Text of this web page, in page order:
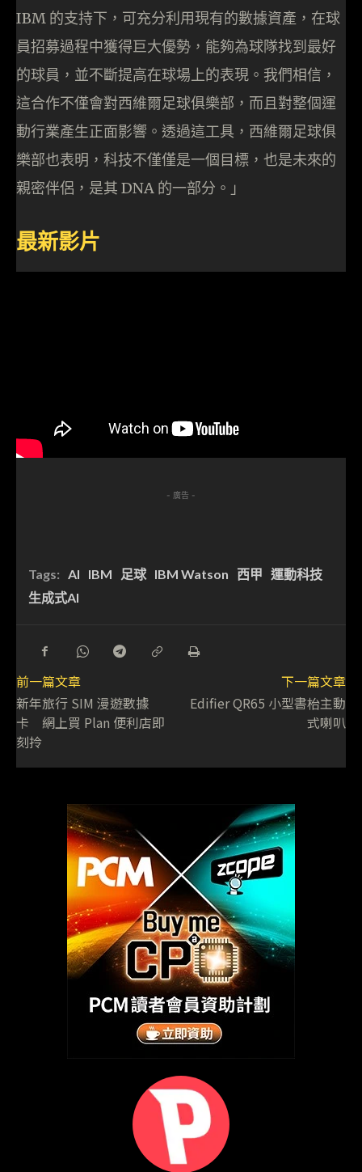
IBM 的支持下，可充分利用現有的數據資產，在球
員招募過程中獲得巨大優勢，能夠為球隊找到最好
的球員，並不斷提高在球場上的表現。我們相信，
這合作不僅會對西維爾足球俱樂部，而且對整個運
動行業產生正面影響。透過這工具，西維爾足球俱
樂部也表明，科技不僅僅是一個目標，也是未來的
親密伴侶，是其 DNA 的一部分。」
最新影片
- 廣告 -
Tags: AI IBM 足球 IBM Watson 西甲 運動科技
生成式AI
前一篇文章
新年旅行 SIM 漫遊數據
卡 網上買 Plan 便利店即
刻拎
下一篇文章
Edifier QR65 小型書枱主動
式喇叭